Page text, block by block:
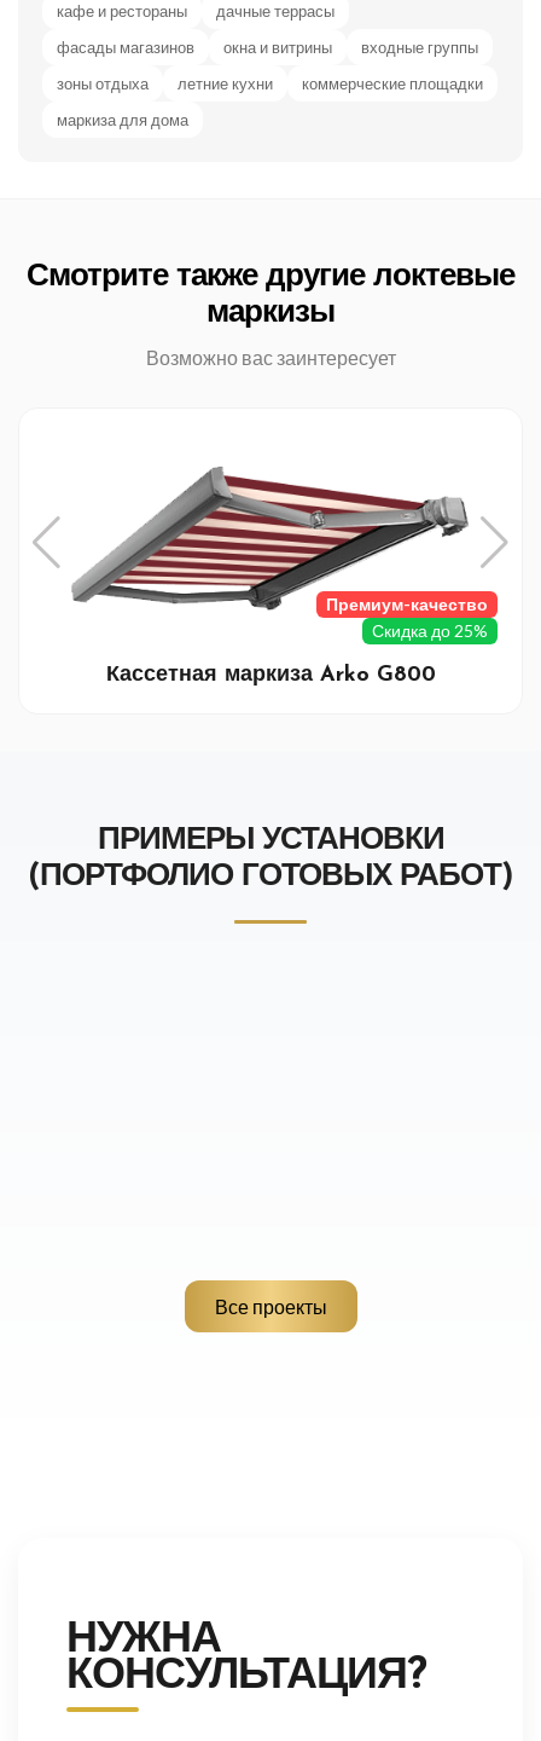
кафе и рестораны
дачные террасы
фасады магазинов
окна и витрины
входные группы
зоны отдыха
летние кухни
коммерческие площадки
маркиза для дома
Смотрите также другие локтевые
маркизы
Возможно вас заинтересует
Премиум-качество
Скидка до 25%
Кассетная маркиза Arko G800
ПРИМЕРЫ УСТАНОВКИ
(ПОРТФОЛИО ГОТОВЫХ РАБОТ)
Все проекты
НУЖНА
КОНСУЛЬТАЦИЯ?